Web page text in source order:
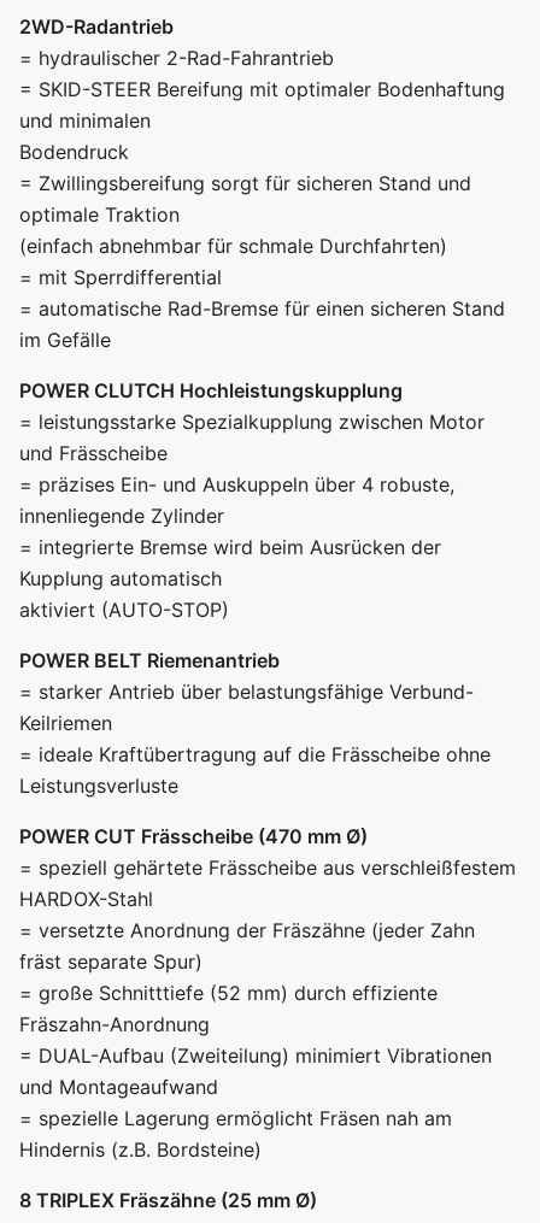
2WD-Radantrieb
= hydraulischer 2-Rad-Fahrantrieb
= SKID-STEER Bereifung mit optimaler Bodenhaftung
und minimalen
Bodendruck
= Zwillingsbereifung sorgt für sicheren Stand und
optimale Traktion
(einfach abnehmbar für schmale Durchfahrten)
= mit Sperrdifferential
= automatische Rad-Bremse für einen sicheren Stand
im Gefälle
POWER CLUTCH Hochleistungskupplung
= leistungsstarke Spezialkupplung zwischen Motor
und Frässcheibe
= präzises Ein- und Auskuppeln über 4 robuste,
innenliegende Zylinder
= integrierte Bremse wird beim Ausrücken der
Kupplung automatisch
aktiviert (AUTO-STOP)
POWER BELT Riemenantrieb
= starker Antrieb über belastungsfähige Verbund-
Keilriemen
= ideale Kraftübertragung auf die Frässcheibe ohne
Leistungsverluste
POWER CUT Frässcheibe (470 mm Ø)
= speziell gehärtete Frässcheibe aus verschleißfestem
HARDOX-Stahl
= versetzte Anordnung der Fräszähne (jeder Zahn
fräst separate Spur)
= große Schnitttiefe (52 mm) durch effiziente
Fräszahn-Anordnung
= DUAL-Aufbau (Zweiteilung) minimiert Vibrationen
und Montageaufwand
= spezielle Lagerung ermöglicht Fräsen nah am
Hindernis (z.B. Bordsteine)
8 TRIPLEX Fräszähne (25 mm Ø)